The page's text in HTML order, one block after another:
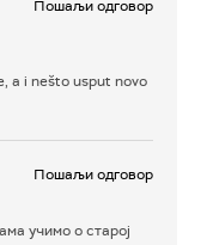
Пошаљи одговор
a i nešto usput novo
Пошаљи одговор
учимо о старој